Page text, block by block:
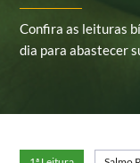
Confira as leituras
dia para abastecer